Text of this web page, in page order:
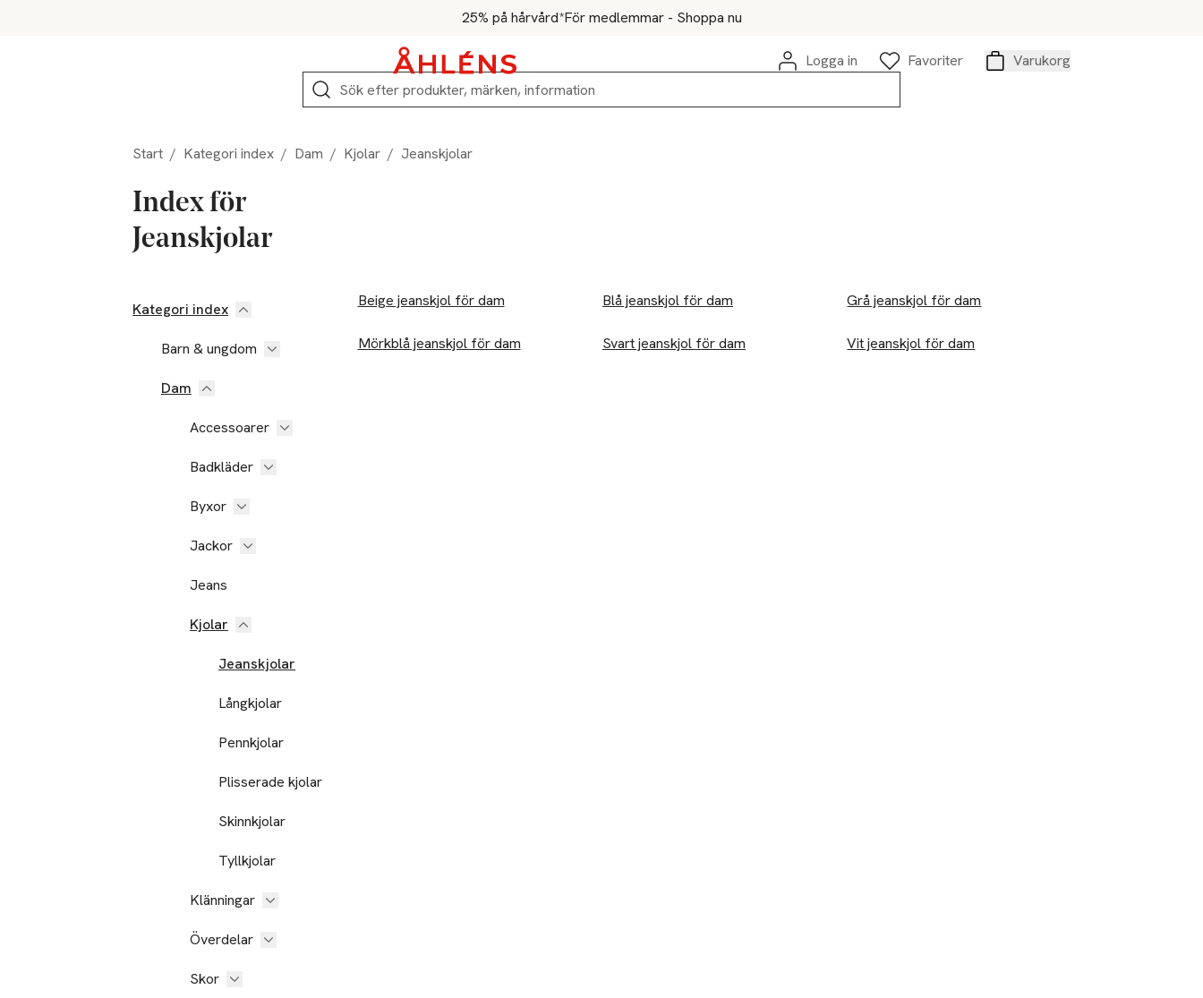
25% på hårvård*För medlemmar - Shoppa nu
Logga in
Favoriter
Varukorg
Sök
Start / Kategori index / Dam / Kjolar / Jeanskjolar
Index för
Jeanskjolar
Kategori index
Barn & ungdom
Dam
Accessoarer
Badkläder
Byxor
Jackor
Jeans
Kjolar
Jeanskjolar
Långkjolar
Pennkjolar
Plisserade kjolar
Skinnkjolar
Tyllkjolar
Klänningar
Överdelar
Skor
Beige jeanskjol för dam Blå jeanskjol för dam Grå jeanskjol för dam
Mörkblå jeanskjol för dam Svart jeanskjol för dam Vit jeanskjol för dam